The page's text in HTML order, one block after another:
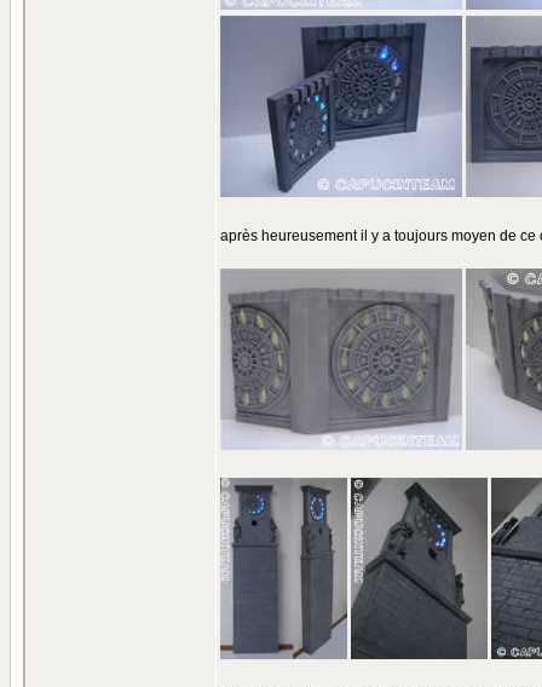
après heureusement il y a toujours moyen de